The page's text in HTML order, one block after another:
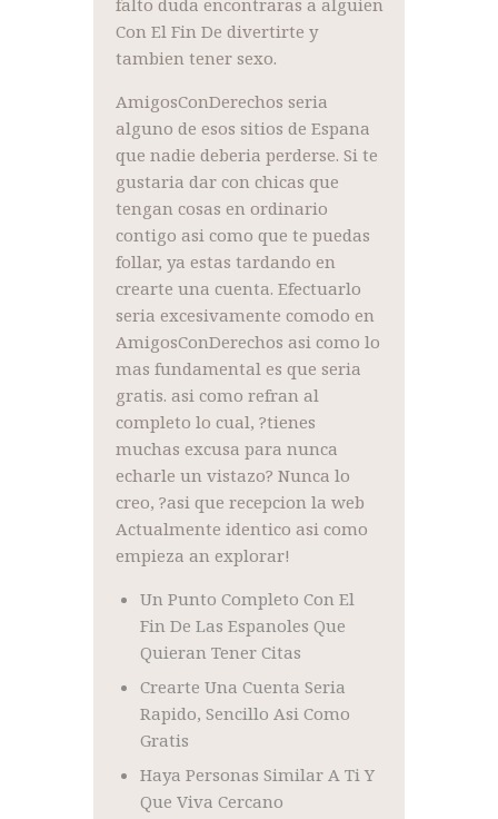
falto duda encontraras a alguien
Con El Fin De divertirte y
tambien tener sexo.
AmigosConDerechos seria
alguno de esos sitios de Espana
que nadie deberia perderse. Si te
gustaria dar con chicas que
tengan cosas en ordinario
contigo asi como que te puedas
follar, ya estas tardando en
crearte una cuenta. Efectuarlo
seria excesivamente comodo en
AmigosConDerechos asi como lo
mas fundamental es que seria
gratis. asi como refran al
completo lo cual, ?tienes
muchas excusa para nunca
echarle un vistazo? Nunca lo
creo, ?asi que recepcion la web
Actualmente identico asi como
empieza an explorar!
Un Punto Completo Con El
Fin De Las Espanoles Que
Quieran Tener Citas
Crearte Una Cuenta Seria
Rapido, Sencillo Asi Como
Gratis
Haya Personas Similar A Ti Y
Que Viva Cercano